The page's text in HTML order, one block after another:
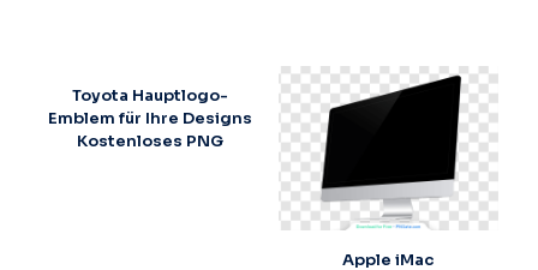
Toyota Hauptlogo-
Emblem für Ihre Designs
Kostenloses PNG
Apple iMac